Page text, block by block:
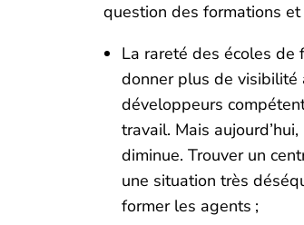
question des formations
La rareté des écoles
donner plus de visibilité
développeurs
travail. Mais
diminue. Trouver un
une situation très
former les agents ;